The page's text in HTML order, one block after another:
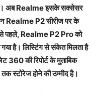
अब Realme इसके सक्सेसर
Realme P2 सीरीज पर के
से पहले, Realme P2 Pro को
है। लिस्टिंग से संकेत मिलता है
360 की रिपोर्ट के मुताबिक
स्टोरेज होने की उम्मीद है।